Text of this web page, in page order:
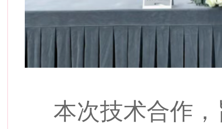
本次技术合作，